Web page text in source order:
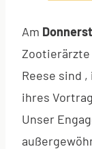
Am
Zootierärzte
Reese sind
ihres
Unser